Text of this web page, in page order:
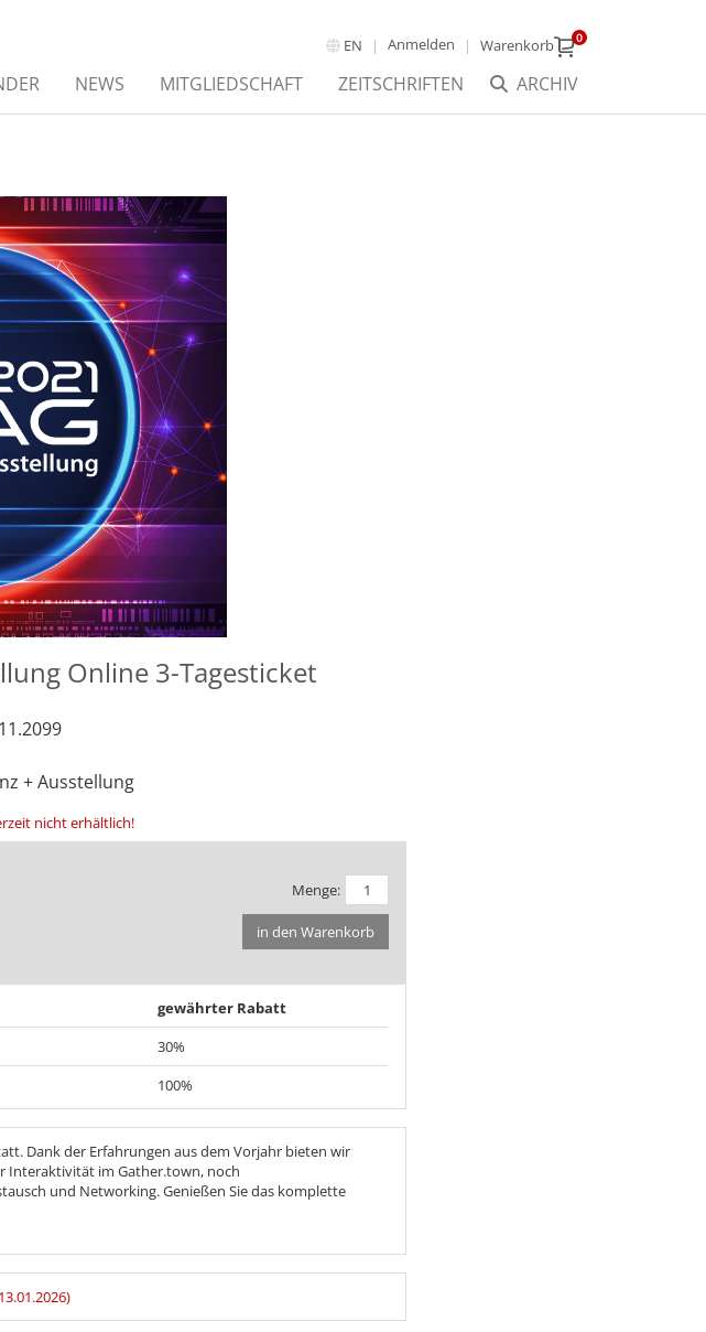
EN Anmelden Warenkorb 0
ARCHIV
NEWS MITGLIEDSCHAFT ZEITSCHRIFTEN
Online 3-Tagesticket
+ Ausstellung
nicht erhältlich!
Menge:
in den Warenkorb
gewährter Rabatt
30%
100%
Dank der Erfahrungen aus dem Vorjahr bieten wir
Interaktivität im Gather.town, noch
und Networking. Genießen Sie das komplette